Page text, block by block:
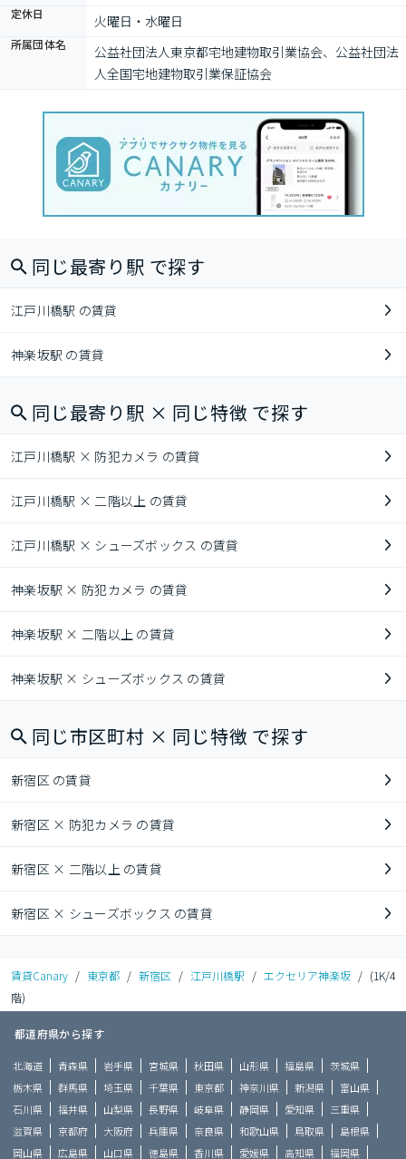
定休日 火曜日・水曜日
所属団体名
公益社団法⼈東京都宅地建物取引業協会、公益社団法
⼈全国宅地建物取引業保証協会
同じ最寄り駅 で探す
江戸川橋駅 の賃貸
神楽坂駅 の賃貸
同じ最寄り駅 × 同じ特徴 で探す
江戸川橋駅 × 防犯カメラ の賃貸
江戸川橋駅 × 二階以上 の賃貸
江戸川橋駅 × シューズボックス の賃貸
神楽坂駅 × 防犯カメラ の賃貸
神楽坂駅 × 二階以上 の賃貸
神楽坂駅 × シューズボックス の賃貸
同じ市区町村 × 同じ特徴 で探す
新宿区 の賃貸
新宿区 × 防犯カメラ の賃貸
新宿区 × 二階以上 の賃貸
新宿区 × シューズボックス の賃貸
賃貸Canary / 東京都 / 新宿区 / 江戸川橋駅 / エクセリア神楽坂 / (1K/4
階)
都道府県から探す
北海道 青森県 岩手県 宮城県 秋田県 山形県 福島県
茨城県
栃木県
群馬県 埼玉県 千葉県 東京都 神奈川県 新潟県
富山県
石川県
福井県 山梨県 長野県 岐阜県 静岡県 愛知県
三重県
滋賀県
京都府 大阪府 兵庫県 奈良県 和歌山県 鳥取県
島根県
岡山県
広島県 山口県 徳島県 香川県 愛媛県 高知県 福岡県